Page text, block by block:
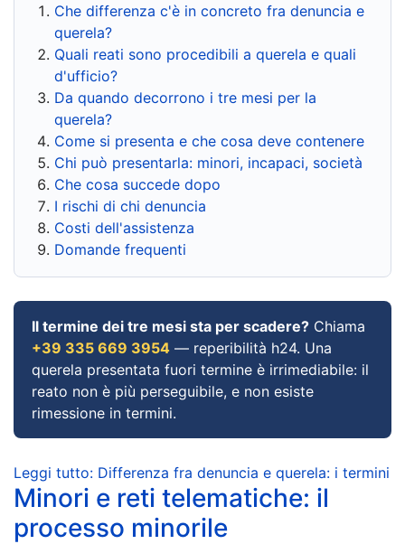
Che differenza c'è in concreto fra denuncia e
querela?
Quali reati sono procedibili a querela e quali
d'ufficio?
Da quando decorrono i tre mesi per la
querela?
Come si presenta e che cosa deve contenere
Chi può presentarla: minori, incapaci, società
Che cosa succede dopo
I rischi di chi denuncia
Costi dell'assistenza
Domande frequenti
Il termine dei tre mesi sta per scadere? Chiama
+39 335 669 3954 — reperibilità h24. Una
querela presentata fuori termine è irrimediabile: il
reato non è più perseguibile, e non esiste
rimessione in termini.
Leggi tutto: Differenza fra denuncia e querela: i termini
Minori e reti telematiche: il
processo minorile